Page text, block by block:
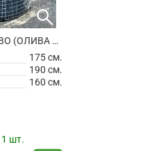
search
ОЛИВКОВОЕ ДЕРЕВО (ОЛИВА ЕВРОПЕЙСКАЯ)
175 см.
190 см.
160 см.
1 шт.